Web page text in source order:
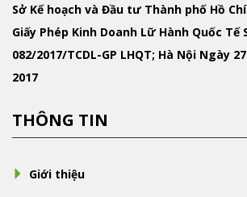
Sở Kế hoạch và Đầu tư Thành phố Hồ
Giấy Phép Kinh Doanh Lữ Hành Quốc Tế
082/2017/TCDL-GP LHQT; Hà Nội Ngày
2017
THÔNG TIN
Giới thiệu